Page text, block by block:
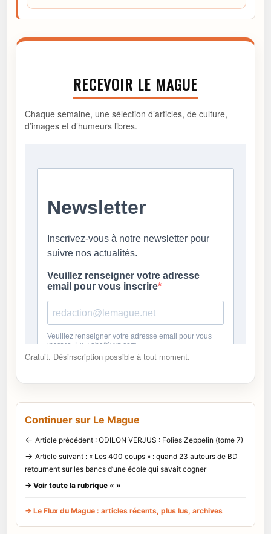
RECEVOIR LE MAGUE
Chaque semaine, une sélection d’articles, de culture,
d’images et d’humeurs libres.
Gratuit. Désinscription possible à tout moment.
Continuer sur Le Mague
← Article précédent : ODILON VERJUS : Folies Zeppelin (tome 7)
→ Article suivant : « Les 400 coups » : quand 23 auteurs de BD
retournent sur les bancs d’une école qui savait cogner
→ Voir toute la rubrique « »
→ Le Flux du Mague : articles récents, plus lus, archives